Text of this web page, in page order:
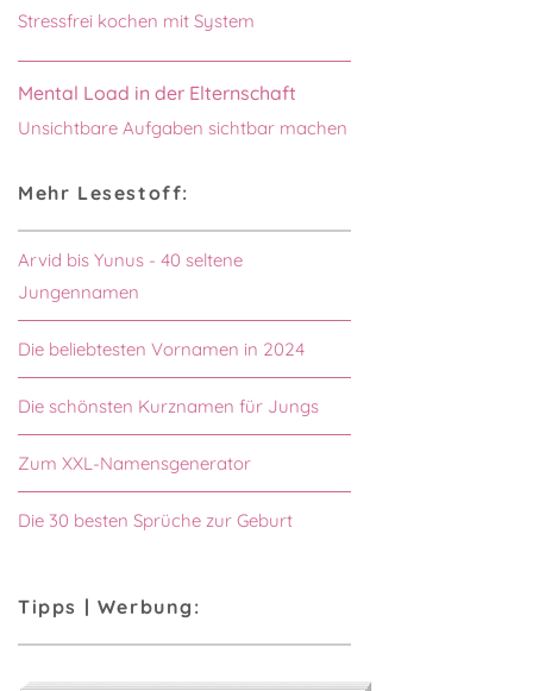
Stressfrei kochen mit System
Mental Load in der Elternschaft
Unsichtbare Aufgaben sichtbar machen
Mehr Lesestoff:
Arvid bis Yunus - 40 seltene
Jungennamen
Die beliebtesten Vornamen in 2024
Die schönsten Kurznamen für Jungs
Zum XXL-Namensgenerator
Die 30 besten Sprüche zur Geburt
Tipps | Werbung: